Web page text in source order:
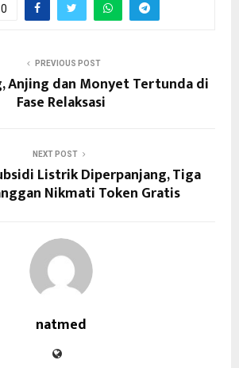
0
PREVIOUS POST
Anjing dan Monyet Tertunda di
Fase Relaksasi
NEXT POST
Listrik Diperpanjang, Tiga
Nikmati Token Gratis
natmed